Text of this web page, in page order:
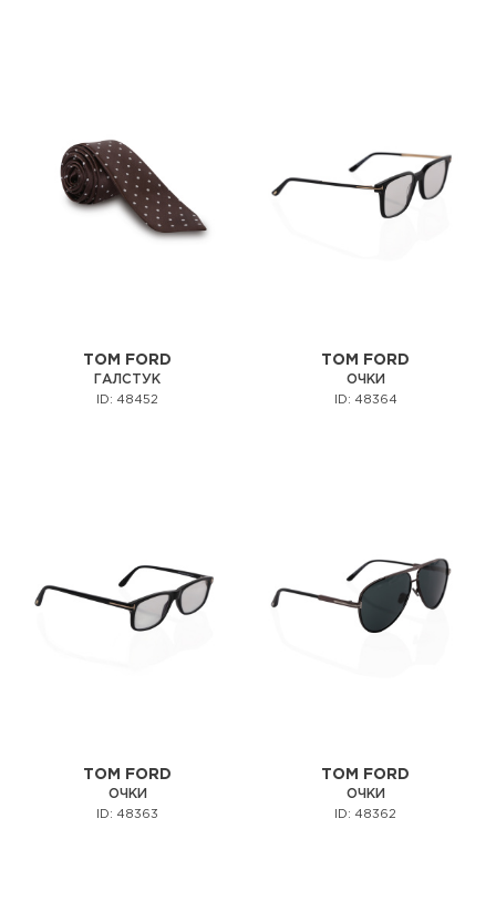
TOM FORD
ГАЛСТУК
ID: 48452
TOM FORD
ОЧКИ
ID: 48364
TOM FORD
ОЧКИ
ID: 48363
TOM FORD
ОЧКИ
ID: 48362